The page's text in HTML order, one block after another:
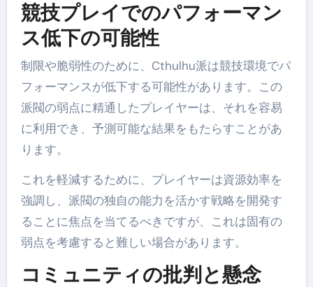
競技プレイでのパフォーマン
ス低下の可能性
制限や脆弱性のために、Cthulhu派は競技環境でパ
フォーマンスが低下する可能性があります。この
派閥の弱点に精通したプレイヤーは、それを容易
に利用でき、予測可能な結果をもたらすことがあ
ります。
これを軽減するために、プレイヤーは資源効率を
強調し、派閥の独自の能力を活かす戦略を開発す
ることに焦点を当てるべきですが、これは固有の
弱点を考慮すると難しい場合があります。
コミュニティの批判と懸念